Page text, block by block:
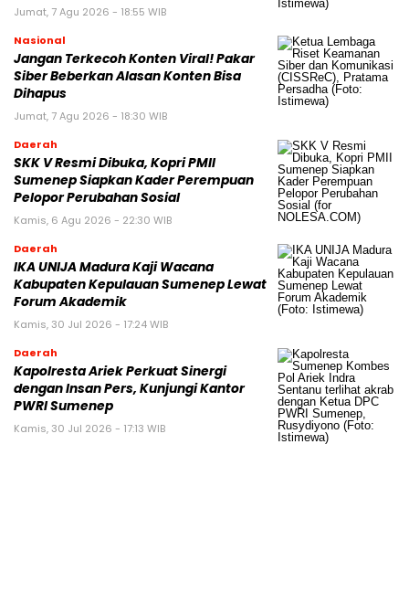
Jumat, 7 Agu 2026 - 18:55 WIB
Nasional
Jangan Terkecoh Konten Viral! Pakar
Siber Beberkan Alasan Konten Bisa
Dihapus
Jumat, 7 Agu 2026 - 18:30 WIB
Daerah
SKK V Resmi Dibuka, Kopri PMII
Sumenep Siapkan Kader Perempuan
Pelopor Perubahan Sosial
Kamis, 6 Agu 2026 - 22:30 WIB
Daerah
IKA UNIJA Madura Kaji Wacana
Kabupaten Kepulauan Sumenep Lewat
Forum Akademik
Kamis, 30 Jul 2026 - 17:24 WIB
Daerah
Kapolresta Ariek Perkuat Sinergi
dengan Insan Pers, Kunjungi Kantor
PWRI Sumenep
Kamis, 30 Jul 2026 - 17:13 WIB